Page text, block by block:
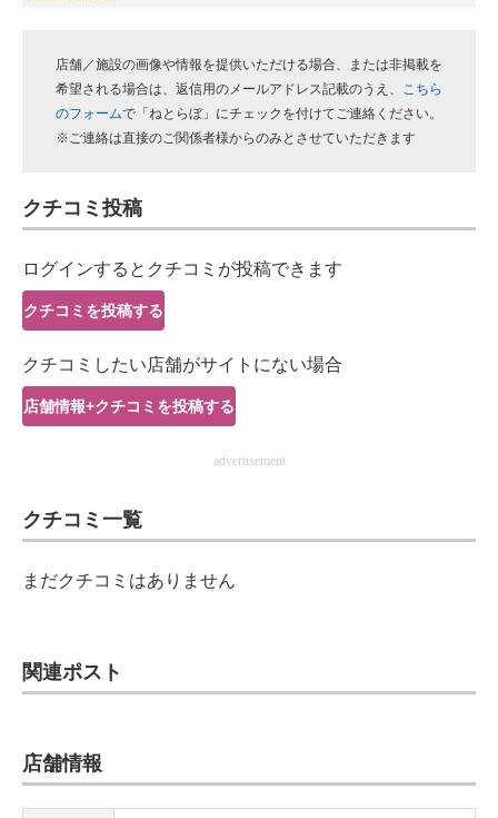
企業ITのトレンドを詳説
経営リーダーのコミュニティ
ITエンジニア向け専門サイト
企業向けIT製品の総合サイト
IT製品の技術・比較・事例
製造業のIT導入・活用を支援
エレクトロニクス専門サイト
電子設計の基本と応用
ちょっと気になるネットの話題
店舗／施設の画像や情報を提供いただける場合、または非掲載を
希望される場合は、返信用のメールアドレス記載のうえ、
こちら
のフォームで「ねとらぼ」にチェックを付けてご連絡ください。
※ご連絡は直接のご関係者様からのみとさせていただきます
クチコミ投稿
ログインするとクチコミが投稿できます
クチコミを投稿する
クチコミしたい店舗がサイトにない場合
店舗情報+クチコミを投稿する
advertisement
クチコミ一覧
まだクチコミはありません
関連ポスト
店舗情報